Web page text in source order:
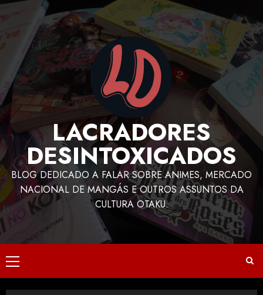
LACRADORES
DESINTOXICADOS
BLOG DEDICADO A FALAR SOBRE ANIMES, MERCADO
NACIONAL DE MANGÁS E OUTROS ASSUNTOS DA
CULTURA OTAKU.